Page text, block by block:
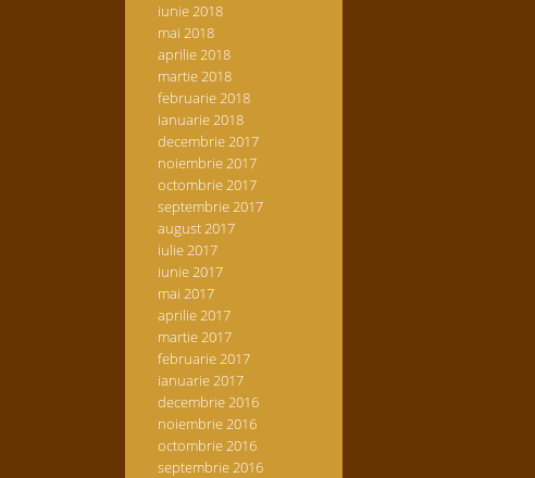
iunie 2018
mai 2018
aprilie 2018
martie 2018
februarie 2018
ianuarie 2018
decembrie 2017
noiembrie 2017
octombrie 2017
septembrie 2017
august 2017
iulie 2017
iunie 2017
mai 2017
aprilie 2017
martie 2017
februarie 2017
ianuarie 2017
decembrie 2016
noiembrie 2016
octombrie 2016
septembrie 2016